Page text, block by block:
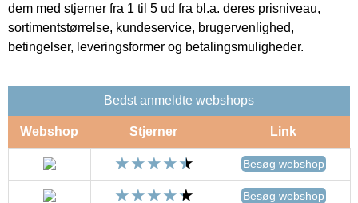
dem med stjerner fra 1 til 5 ud fra bl.a. deres prisniveau,
sortimentstørrelse, kundeservice, brugervenlighed,
betingelser, leveringsformer og betalingsmuligheder.
Bedst anmeldte webshops
Webshop Stjerner Link
Besøg webshop
Besøg webshop